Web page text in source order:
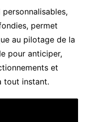
permet
au pilotage de la
pour anticiper,
et
tout instant.